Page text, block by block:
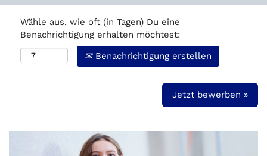
Wähle aus, wie oft (in Tagen) Du eine
Benachrichtigung erhalten möchtest:
Benachrichtigung erstellen
Jetzt bewerben »